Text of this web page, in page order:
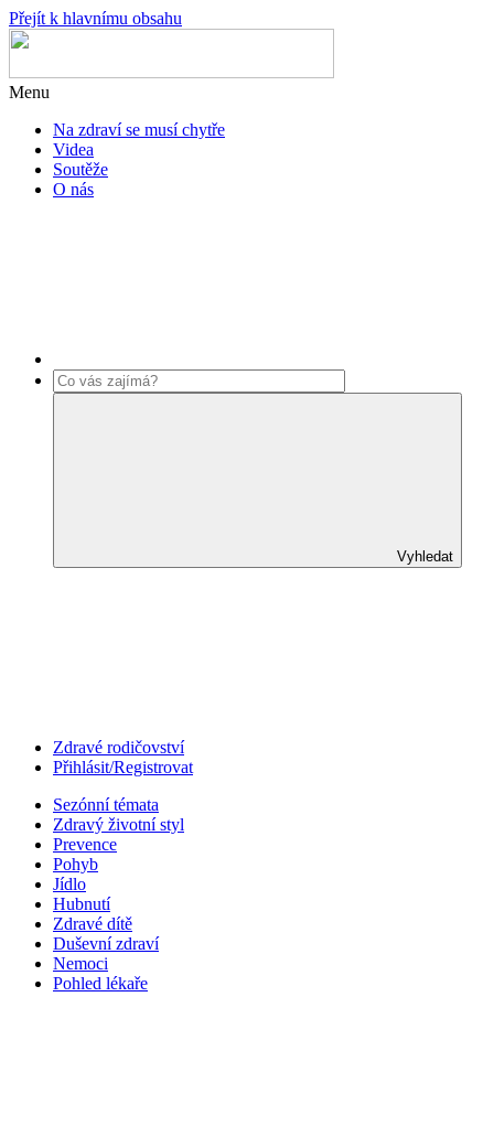
Přejít k hlavnímu obsahu
Menu
Na zdraví se musí chytře
Videa
Soutěže
O nás
Vyhledat
Zdravé rodičovství
Přihlásit/Registrovat
Sezónní témata
Zdravý životní styl
Prevence
Pohyb
Jídlo
Hubnutí
Zdravé dítě
Duševní zdraví
Nemoci
Pohled lékaře